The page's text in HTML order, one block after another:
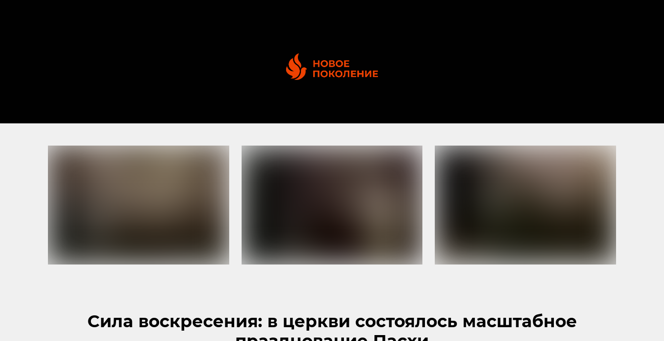
Сила воскресения: в церкви состоялось масштабное